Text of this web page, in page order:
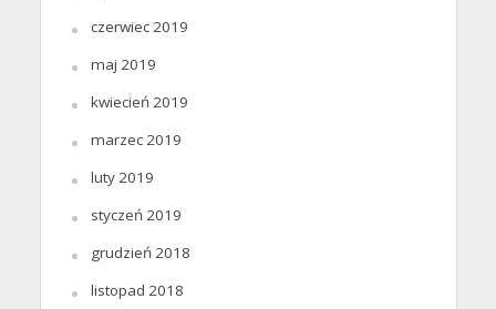
czerwiec 2019
maj 2019
kwiecień 2019
marzec 2019
luty 2019
styczeń 2019
grudzień 2018
listopad 2018